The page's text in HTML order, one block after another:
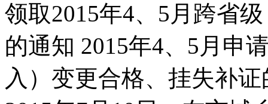
领取2015年4、5月跨省
的通知 2015年4、5月申
入）变更合格、挂失补